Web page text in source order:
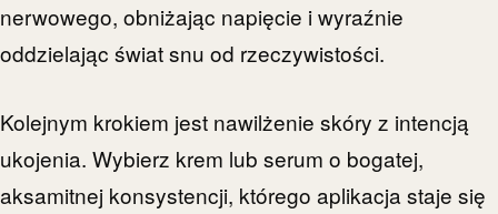
nerwowego, obniżając napięcie i wyraźnie
oddzielając świat snu od rzeczywistości.
Kolejnym krokiem jest nawilżenie skóry z intencją
ukojenia. Wybierz krem lub serum o bogatej,
aksamitnej konsystencji, którego aplikacja staje się